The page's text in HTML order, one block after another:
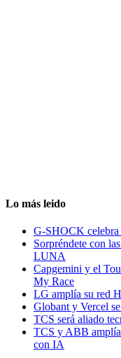
Lo más leido
G-SHOCK celebra
Sorpréndete con
LUNA
Capgemini y el
My Race
LG amplía su red
Globant y Vercel
TCS será aliado
TCS y ABB
con IA